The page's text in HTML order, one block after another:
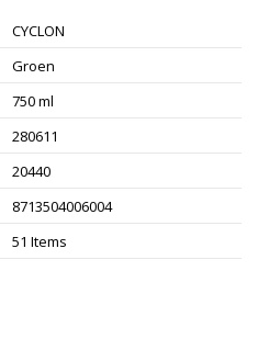
CYCLON
Groen
750 ml
280611
20440
8713504006004
51 Items